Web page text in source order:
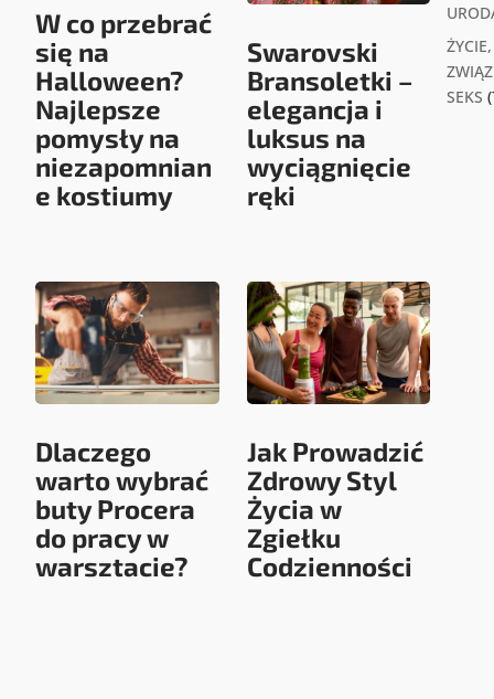
W co przebrać
się na
Halloween?
Najlepsze
pomysły na
niezapomnian
e kostiumy
Dlaczego
warto wybrać
buty Procera
do pracy w
warsztacie?
Swarovski
Bransoletki –
elegancja i
luksus na
wyciągnięcie
ręki
Jak Prowadzić
Zdrowy Styl
Życia w
Zgiełku
Codzienności
ŻYCIE,
SEKS